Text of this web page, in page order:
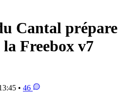
Cantal prépare
la Freebox v7
• 46